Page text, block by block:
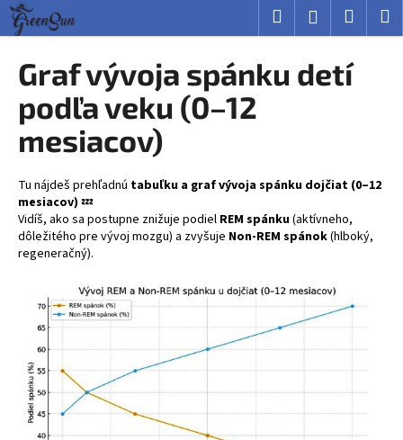
Prejsť
obsah
Hľadať Prihlásenie
Graf vývoja spánku detí
podľa veku (0–12
mesiacov)
Tu nájdeš prehľadnú tabuľku a graf vývoja spánku dojčiat (0–12
mesiacov) 💤
Vidíš, ako sa postupne znižuje podiel REM spánku(aktívneho,
dôležitého pre vývoj mozgu) a zvyšuje Non-REM spánok(hlboký,
regeneračný).
K
o
Č
o
p
t
r
e
b
e
n
á